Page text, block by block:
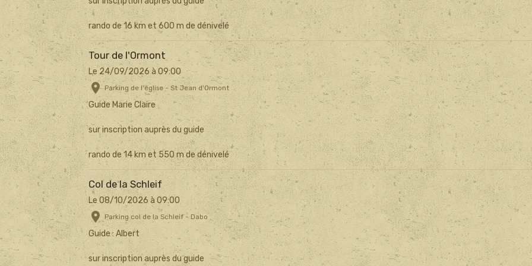
rando de 16 km et 600 m de dénivelé
Tour de l'Ormont
Le 24/09/2026 à 09:00
Parking de l'église - St Jean d'Ormont
Guide Marie Claire
sur inscription auprès du guide
rando de 14 km et 550 m de dénivelé
Col de la Schleif
Le 08/10/2026 à 09:00
Parking col de la Schleif - Dabo
Guide : Albert
sur inscription auprès du guide